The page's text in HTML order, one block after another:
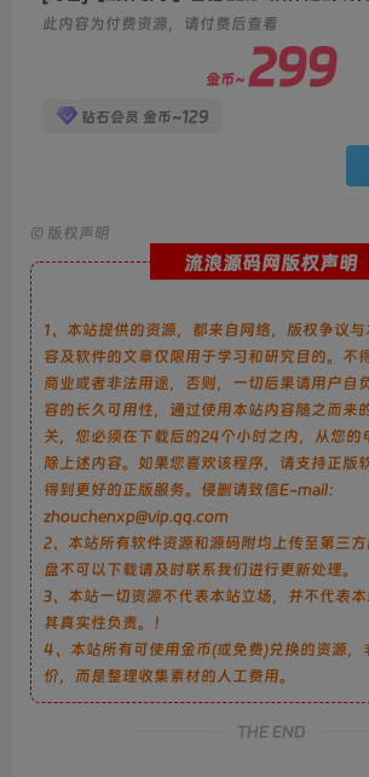
此内容为付费资源，请付费后查看
金币~ 299
钻石会员 金币~129
© 版权声明
流浪源码网版权声明
1、本站提供的资源，都来自网络，版权争议
容及软件的文章仅限用于学习和研究目的。不
商业或者非法用途，否则，一切后果请用户自
容的长久可用性，通过使用本站内容随之而来
关，您必须在下载后的24个小时之内，从您的
除上述内容。如果您喜欢该程序，请支持正版
得到更好的正版服务。侵删请致信E-mail：
zhouchenxp@vip.qq.com
2、本站所有软件资源和源码附均上传至第三
盘不可以下载请及时联系我们进行更新处理。
3、本站一切资源不代表本站立场，并不代表
其真实性负责。！
4、本站所有可使用金币(或免费)兑换的资源，
价，而是整理收集素材的人工费用。
THE END